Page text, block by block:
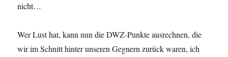
nicht…
Wer Lust hat, kann nun die DWZ-Punkte ausrechnen, die
wir im Schnitt hinter unseren Gegnern zurück waren, ich